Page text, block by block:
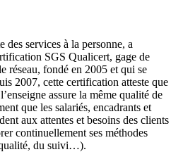
des services à la personne, a
SGS Qualicert, gage de
réseau, fondé en 2005 et qui se
2007, cette certification atteste que
assure la même qualité de
que les salariés, encadrants et
aux attentes et besoins des clients
continuellement ses méthodes
du suivi…).